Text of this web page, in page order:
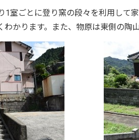
1室ごとに登り窯の段々を利用して
かります。また、物原は東側の陶